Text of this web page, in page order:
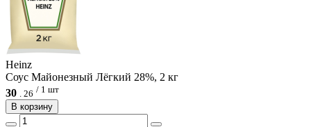
Heinz
Соус Майонезный Лёгкий 28%, 2 кг
30
26 / 1 шт
В корзину